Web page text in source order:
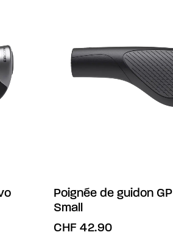
Poignée de guidon
Small
CHF 42.90